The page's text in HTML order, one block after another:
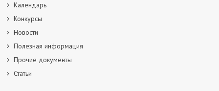
Календарь
Конкурсы
Новости
Полезная информация
Прочие документы
Статьи